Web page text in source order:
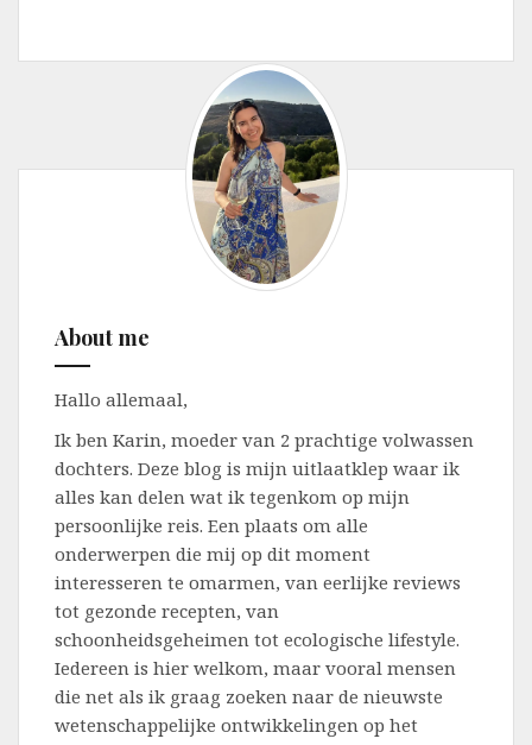
About me
Hallo allemaal,
Ik ben Karin, moeder van 2 prachtige volwassen
dochters. Deze blog is mijn uitlaatklep waar ik
alles kan delen wat ik tegenkom op mijn
persoonlijke reis. Een plaats om alle
onderwerpen die mij op dit moment
interesseren te omarmen, van eerlijke reviews
tot gezonde recepten, van
schoonheidsgeheimen tot ecologische lifestyle.
Iedereen is hier welkom, maar vooral mensen
die net als ik graag zoeken naar de nieuwste
wetenschappelijke ontwikkelingen op het